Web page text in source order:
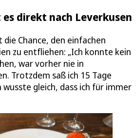
direkt nach Leverkusen
die Chance, den einfachen
zu entfliehen: „Ich konnte kein
war vorher nie in
Trotzdem saß ich 15 Tage
wusste gleich, dass ich für immer